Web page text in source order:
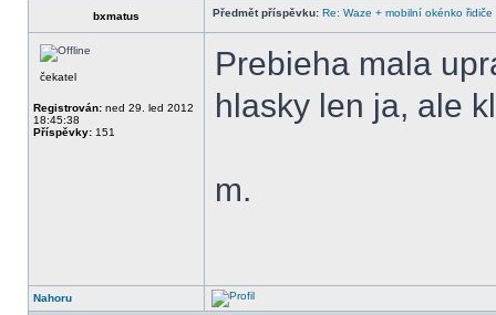
bxmatus Předmět příspěvku: Re: Waze + mobilní okénko řidiče
čekatel
Registrován: ned 29. led 2012
18:45:38
Příspěvky: 151
Prebieha mala
hlasky len ja, ale
m.
Nahoru